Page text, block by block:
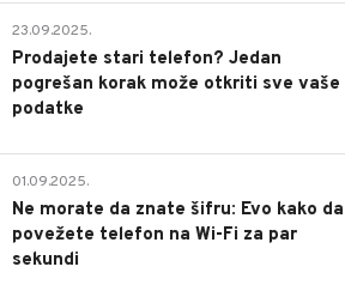
23.09.2025.
Prodajete stari telefon? Jedan
pogrešan korak može otkriti sve vaše
podatke
01.09.2025.
Ne morate da znate šifru: Evo kako da
povežete telefon na Wi-Fi za par
sekundi